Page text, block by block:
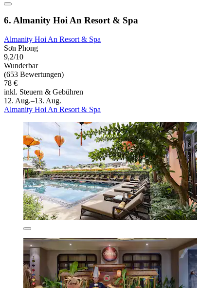
6. Almanity Hoi An Resort & Spa
Almanity Hoi An Resort & Spa
Sơn Phong
9,2/10
Wunderbar
(653 Bewertungen)
78 €
inkl. Steuern & Gebühren
12. Aug.–13. Aug.
Almanity Hoi An Resort & Spa